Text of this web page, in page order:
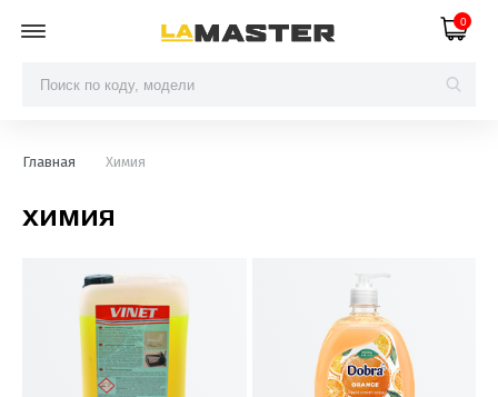
0
Главная Химия
ХИМИЯ